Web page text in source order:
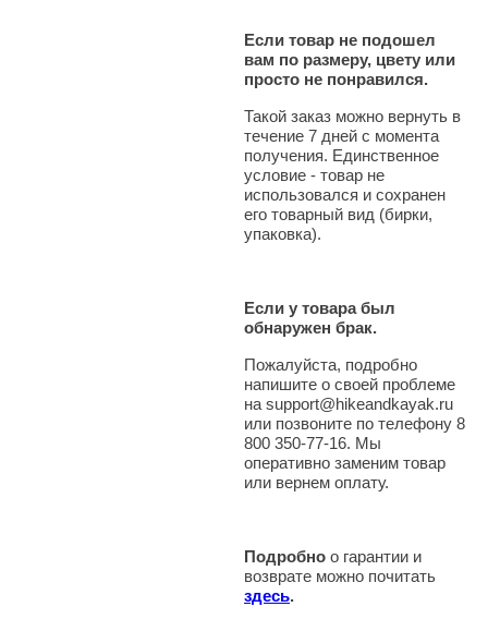
Если товар не подошел
вам по размеру, цвету или
просто не понравился.
Такой заказ можно вернуть в
течение 7 дней с момента
получения. Единственное
условие - товар не
использовался и сохранен
его товарный вид (бирки,
упаковка).
Если у товара был
обнаружен брак.
Пожалуйста, подробно
напишите о своей проблеме
на support@hikeandkayak.ru
или позвоните по телефону 8
800 350-77-16. Мы
оперативно заменим товар
или вернем оплату.
Подробно о гарантии и
возврате можно почитать
здесь.